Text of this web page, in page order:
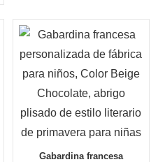
Gabardina francesa